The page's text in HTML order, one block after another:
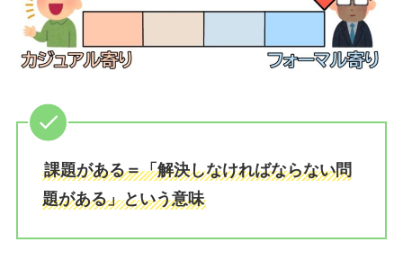
課題がある＝「解決しなければならない問
題がある」という意味